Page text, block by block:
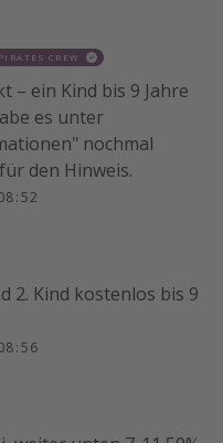
CREW
– ein Kind bis 9 Jahre
es unter
nochmal
den Hinweis.
2. Kind kostenlos bis 9